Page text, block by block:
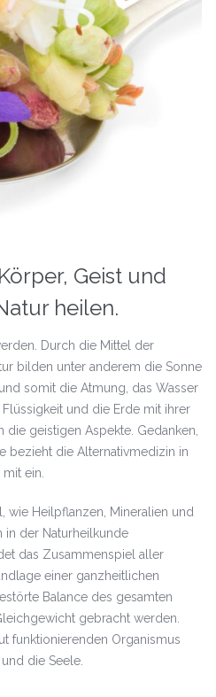
Geist und
heilen.
Durch die Mittel der
bilden unter anderem die Sonne
somit die Atmung, das Wasser
und die Erde mit ihrer
die geistigen Aspekte. Gedanken,
bezieht die Alternativmedizin in
ein.
wie Heilpflanzen, Mineralien und
der Naturheilkunde
das Zusammenspiel aller
einer ganzheitlichen
Balance des gesamten
gebracht werden.
funktionierenden Organismus
die Seele.